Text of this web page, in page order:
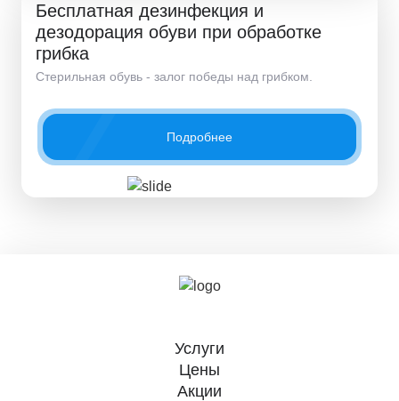
Бесплатная дезинфекция и
дезодорация обуви при обработке
грибка
Стерильная обувь - залог победы над грибком.
Подробнее
Услуги
Цены
Акции